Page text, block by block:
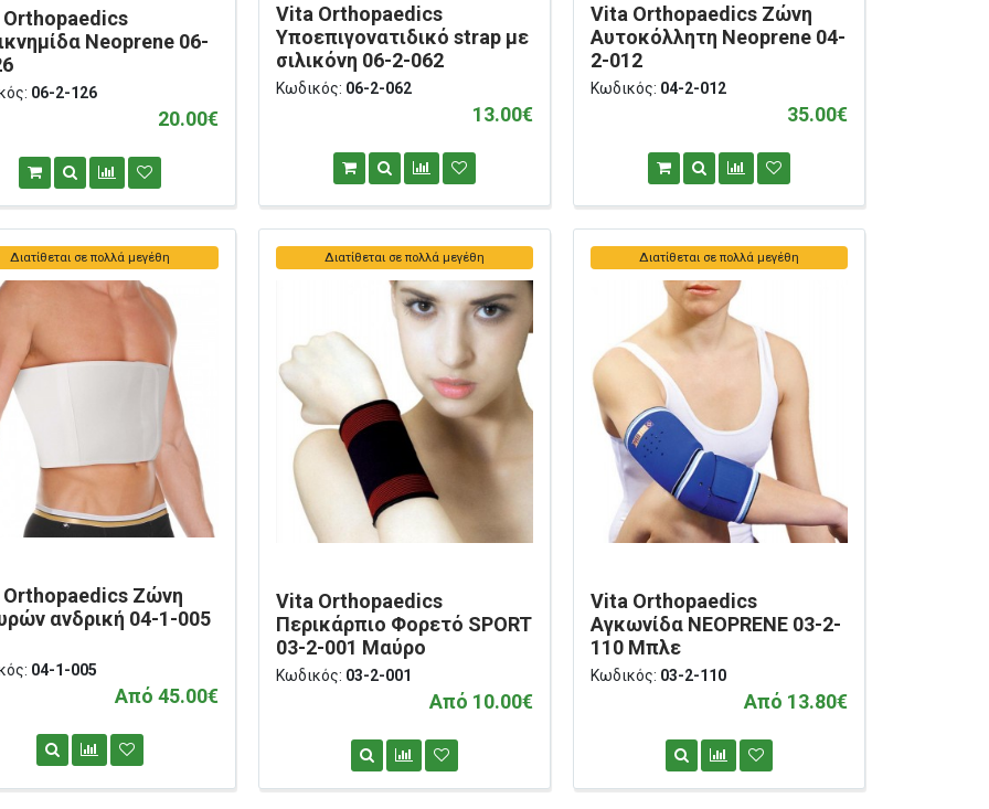
Neoprene 06-
06-2-126
20.00€
Vita Orthopaedics
Υποεπιγονατιδικό strap με
σιλικόνη 06-2-062
Κωδικός: 06-2-062
13.00€
Vita Orthopaedics Ζώνη
Αυτοκόλλητη Neoprene 04-
2-012
Κωδικός: 04-2-012
35.00€
Διατίθεται σε πολλά μεγέθη
Ζώνη
ανδρική 04-1-005
04-1-005
Από 45.00€
Διατίθεται σε πολλά μεγέθη
Vita Orthopaedics
Περικάρπιο Φορετό SPORT
03-2-001 Μαύρο
Κωδικός: 03-2-001
Από 10.00€
Διατίθεται σε πολλά μεγέθη
Vita Orthopaedics
Αγκωνίδα NEOPRENE 03-2-
110 Μπλε
Κωδικός: 03-2-110
Από 13.80€